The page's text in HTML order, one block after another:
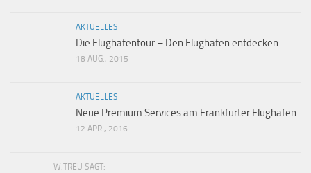
AKTUELLES
Die Flughafentour – Den Flughafen entdecken
18 AUG., 2015
AKTUELLES
Neue Premium Services am Frankfurter Flughafen
12 APR., 2016
W.TREU SAGT: